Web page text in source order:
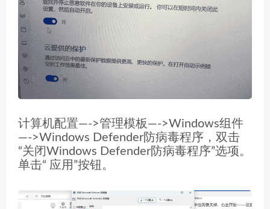
计算机配置—->管理模板—->Windows组件
—->Windows Defender防病毒程序，双击
“关闭Windows Defender防病毒程序”选项。
单击“ 应用”按钮。